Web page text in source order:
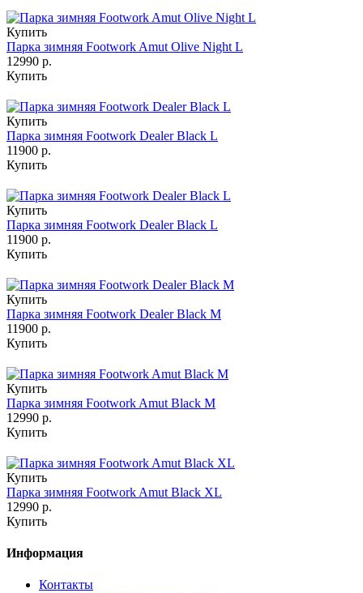
Купить
Парка зимняя Footwork Amut Olive Night L
12990 р.
Купить
Купить
Парка зимняя Footwork Dealer Black L
11900 р.
Купить
Купить
Парка зимняя Footwork Dealer Black L
11900 р.
Купить
Купить
Парка зимняя Footwork Dealer Black M
11900 р.
Купить
Купить
Парка зимняя Footwork Amut Black M
12990 р.
Купить
Купить
Парка зимняя Footwork Amut Black XL
12990 р.
Купить
Информация
Контакты